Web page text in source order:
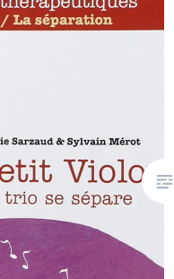
qu’il y a un
emprunter la
profonde.
une décision